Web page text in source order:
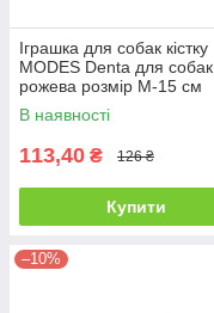
Іграшка для собак кістку
MODES Denta для собак
рожева розмір М-15 см
В наявності
113,40 ₴ 126 ₴
Купити
–10%